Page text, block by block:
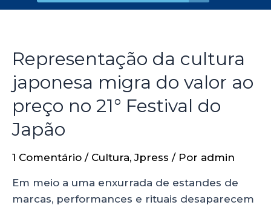
Representação da cultura
japonesa migra do valor ao
preço no 21° Festival do
Japão
1 Comentário / Cultura,Jpress / Por admin
Em meio a uma enxurrada de estandes de
marcas, performances e rituais desaparecem